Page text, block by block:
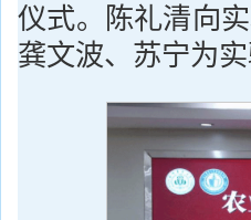
仪式。陈礼清向
龚文波、苏宁为实